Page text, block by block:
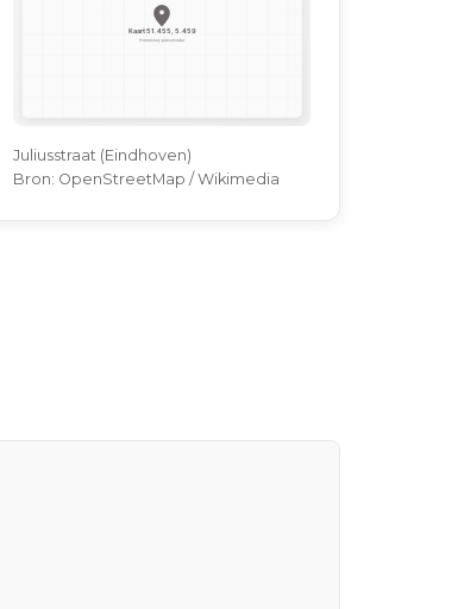
Juliusstraat (Eindhoven)
Bron: OpenStreetMap / Wikimedia